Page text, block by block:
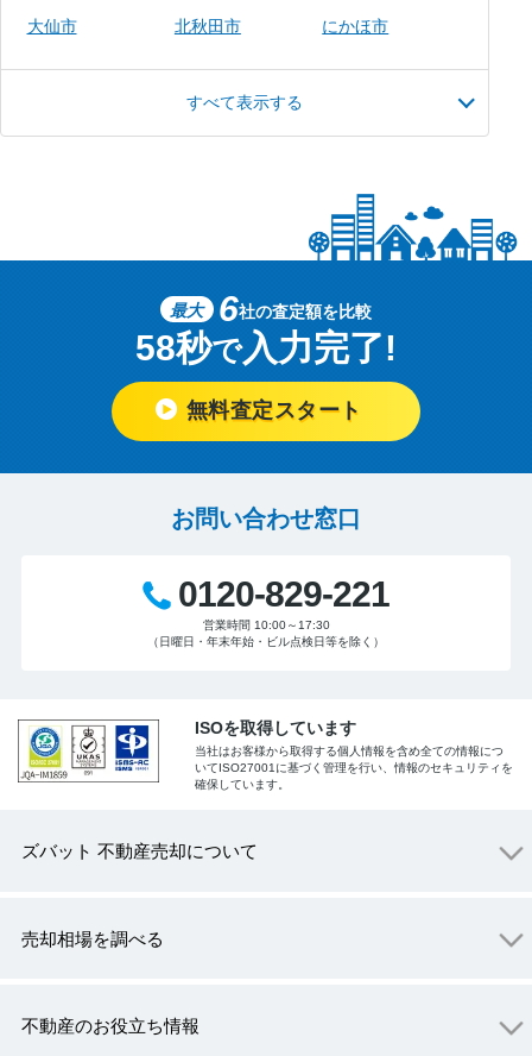
大仙市 北秋田市 にかほ市
すべて表示する
最大 6社の査定額を比較
58秒で入力完了!
無料査定スタート
お問い合わせ窓口
0120-829-221
営業時間 10:00～17:30
（日曜日・年末年始・ビル点検日等を除く）
ISOを取得しています
当社はお客様から取得する個人情報を含め全ての情報につ
いてISO27001に基づく管理を行い、情報のセキュリティを
確保しています。
ズバット 不動産売却について
売却相場を調べる
不動産のお役立ち情報